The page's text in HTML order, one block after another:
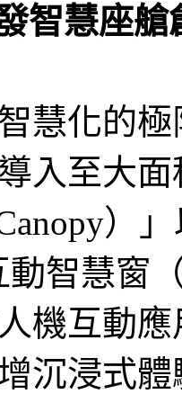
智慧座艙
慧化的
入至大
）
智慧窗
機互動
沉浸式